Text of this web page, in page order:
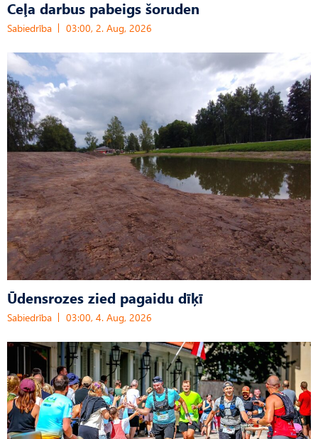
Ceļa darbus pabeigs šoruden
Sabiedrība 03:00, 2. Aug, 2026
Ūdensrozes zied pagaidu dīķī
Sabiedrība 03:00, 4. Aug, 2026